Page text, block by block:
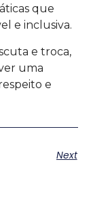
que
e inclusiva.
e troca,
uma
e
Next